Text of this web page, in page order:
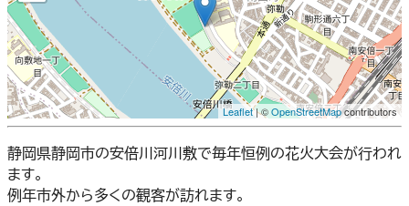
Leaflet| ©OpenStreetMapcontributors
静岡県静岡市の安倍川河川敷で毎年恒例の花火大会が行われ
ます。
例年市外から多くの観客が訪れます。